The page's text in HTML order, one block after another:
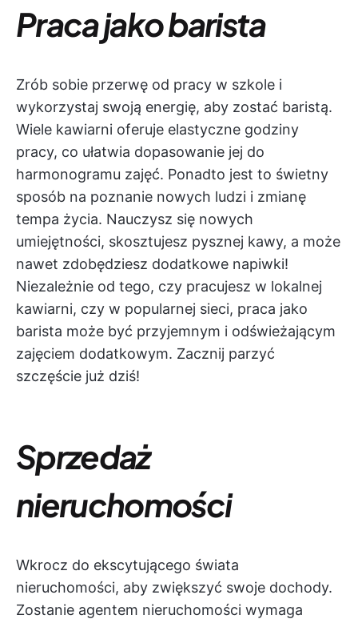
Praca jako barista
Zrób sobie przerwę od pracy w szkole i
wykorzystaj swoją energię, aby zostać baristą.
Wiele kawiarni oferuje elastyczne godziny
pracy, co ułatwia dopasowanie jej do
harmonogramu zajęć. Ponadto jest to świetny
sposób na poznanie nowych ludzi i zmianę
tempa życia. Nauczysz się nowych
umiejętności, skosztujesz pysznej kawy, a może
nawet zdobędziesz dodatkowe napiwki!
Niezależnie od tego, czy pracujesz w lokalnej
kawiarni, czy w popularnej sieci, praca jako
barista może być przyjemnym i odświeżającym
zajęciem dodatkowym. Zacznij parzyć
szczęście już dziś!
Sprzedaż
nieruchomości
Wkrocz do ekscytującego świata
nieruchomości, aby zwiększyć swoje dochody.
Zostanie agentem nieruchomości wymaga